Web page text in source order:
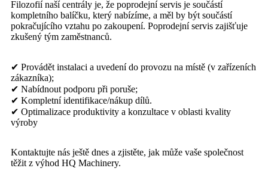
Filozofií naší centrály je, že poprodejní servis je součástí
kompletního balíčku, který nabízíme, a měl by být součástí
pokračujícího vztahu po zakoupení. Poprodejní servis zajišťuje
zkušený tým zaměstnanců.
✔ Provádět instalaci a uvedení do provozu na místě (v zařízeních
zákazníka);
✔ Nabídnout podporu při poruše;
✔ Kompletní identifikace/nákup dílů.
✔ Optimalizace produktivity a konzultace v oblasti kvality
výroby
Kontaktujte nás ještě dnes a zjistěte, jak může vaše společnost
těžit z výhod HQ Machinery.